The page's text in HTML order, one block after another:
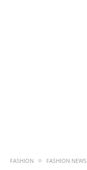
FASHION FASHION NEWS